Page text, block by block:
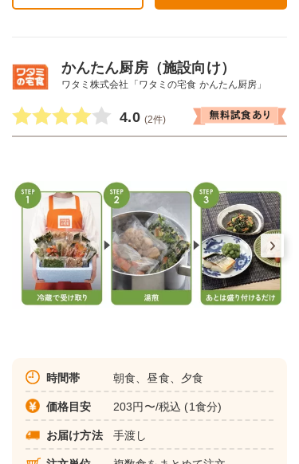
かんたん厨房（施設向け）
ワタミ株式会社「ワタミの宅食 かんたん厨房」
4.0 (2件)
時間帯 朝食、昼食、夕食
価格目安 203円〜/税込 (1食分)
お届け方法 手渡し